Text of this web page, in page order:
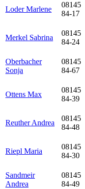
Loder Marlene
08145
84-17
Merkel Sabrina
08145
84-24
Oberbacher
Sonja
08145
84-67
Ottens Max
08145
84-39
Reuther Andrea
08145
84-48
Riepl Maria
08145
84-30
Sandmeir
Andrea
08145
84-49